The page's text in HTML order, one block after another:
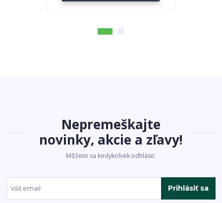
Nepremeškajte
novinky, akcie a zľavy!
Môžete sa kedykoľvek odhlásiť.
Prihlásiť sa